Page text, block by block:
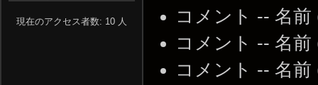
コメント -- 名前
コメント -- 名前
コメント -- 名前
現在のアクセス者数: 10 人